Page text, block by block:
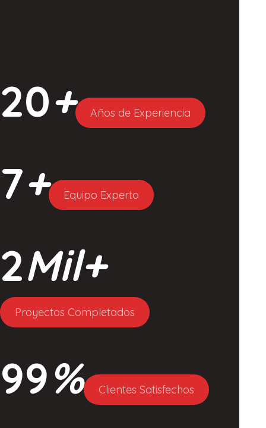
20+ Años de Experiencia
7+ Equipo Experto
2Mil+
Proyectos Completados
99% Clientes Satisfechos